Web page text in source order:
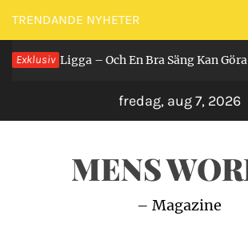
Hoppa
till
innehåll
TRENDANDE NYHETER
Exklusiv
Man Ligga – Och En Bra Säng Kan Göra
fredag, aug 7, 2026
MENS
– Magazine